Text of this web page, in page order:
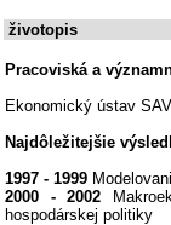
životopis
Pracoviská a
Ekonomický ústav SAV
Najdôležitejšie
1997 - 1999
2000 - 2002
hospodárskej politiky